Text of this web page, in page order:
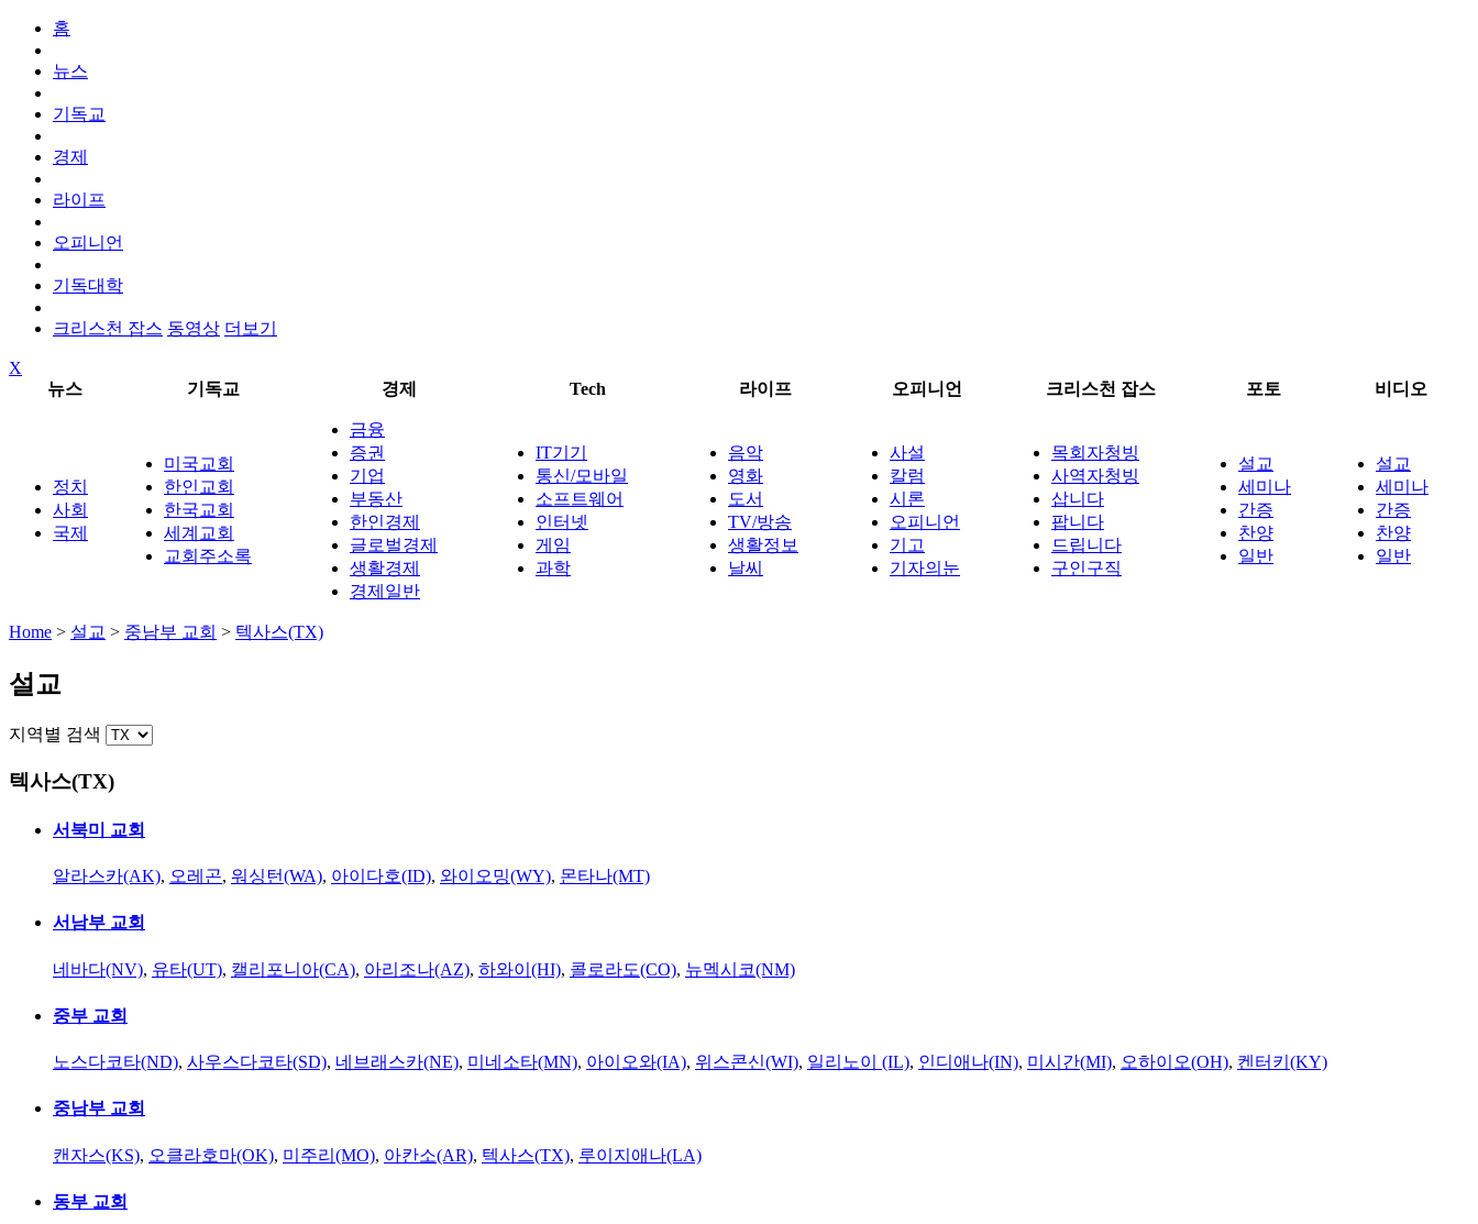
홈
뉴스
기독교
경제
라이프
오피니언
기독대학
크리스천 잡스 동영상 더보기
X
뉴스
기독교 경제 Tech 라이프 오피니언 크리스천 잡스 포토 비디오
정치
사회
국제
미국교회
한인교회
한국교회
세계교회
교회주소록
금융
증권
기업
부동산
한인경제
글로벌경제
생활경제
경제일반
IT기기
통신/모바일
소프트웨어
인터넷
게임
과학
음악
영화
도서
TV/방송
생활정보
날씨
사설
칼럼
시론
오피니언
기고
기자의눈
목회자청빙
사역자청빙
삽니다
팝니다
드립니다
구인구직
설교
세미나
간증
찬양
일반
설교
세미나
간증
찬양
일반
Home > 설교 > 중남부 교회 > 텍사스(TX)
설교
지역별 검색
텍사스(TX)
서북미 교회
알라스카(AK), 오레곤, 워싱턴(WA), 아이다호(ID), 와이오밍(WY), 몬타나(MT)
서남부 교회
네바다(NV), 유타(UT), 캘리포니아(CA), 아리조나(AZ), 하와이(HI), 콜로라도(CO), 뉴멕시코(NM)
중부 교회
노스다코타(ND), 사우스다코타(SD), 네브래스카(NE), 미네소타(MN), 아이오와(IA), 위스콘신(WI), 일리노이 (IL), 인디애나(IN), 미시간(MI), 오하이오(OH), 켄터키(KY)
중남부 교회
캔자스(KS), 오클라호마(OK), 미주리(MO), 아칸소(AR), 텍사스(TX), 루이지애나(LA)
동부 교회